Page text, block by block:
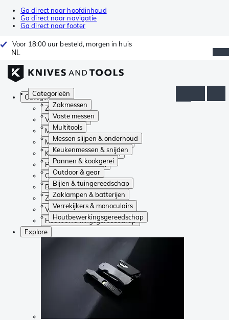
Ga direct naar hoofdinhoud
Ga direct naar navigatie
Ga direct naar footer
Voor 18:00 uur besteld, morgen in huis
NL
Categorieën
Zakmessen
Vaste messen
Multitools
Messen slijpen & onderhoud
Keukenmessen & snijden
Pannen & kookgerei
Outdoor & gear
Bijlen & tuingereedschap
Zaklampen & batterijen
Verrekijkers & monoculairs
Houtbewerkingsgereedschap
Categorieën
Zakmessen
Vaste messen
Multitools
Messen slijpen & onderhoud
Keukenmessen & snijden
Pannen & kookgerei
Outdoor & gear
Bijlen & tuingereedschap
Zaklampen & batterijen
Verrekijkers & monoculairs
Houtbewerkingsgereedschap
Explore